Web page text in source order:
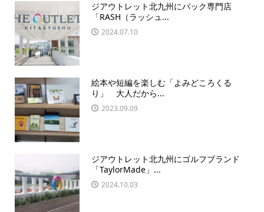
ジアウトレット北九州にバック専門店
「RASH（ラッシュ...
2024.07.10
絵本や短編を楽しむ「よみどころくる
り」 大人だから...
2023.09.09
ジアウトレット北九州にゴルフブランド
「TaylorMade」...
2024.10.03